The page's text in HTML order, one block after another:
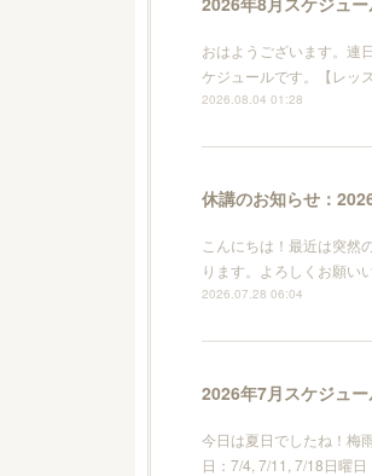
おはようございます。連
ケジュールです。【レッ
2026.08.04 01:28
休講のお知らせ：
こんにちは！最近は突然
ります。よろしくお願い
2026.07.28 06:04
2026年7月スケジュ
今日は夏日でしたね！梅
日：7/4, 7/11, 7/18日曜